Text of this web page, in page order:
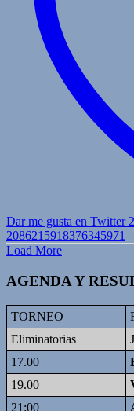
Dar me gusta en Twitter
2086215918376345971
Load More
AGENDA Y
TORNEO
Eliminatorias
17.00
19.00
21:00